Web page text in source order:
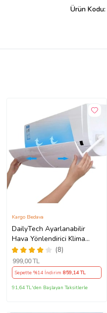
Ürün Kodu:
DailyTech Ayarlanabilir
Hava Yönlendirici Klima
Aparatı
(8)
Kargo Bedava
999,00 TL
Sepette %14 İndirim 859,14 TL
91,64 TL'den Başlayan Taksitlerle